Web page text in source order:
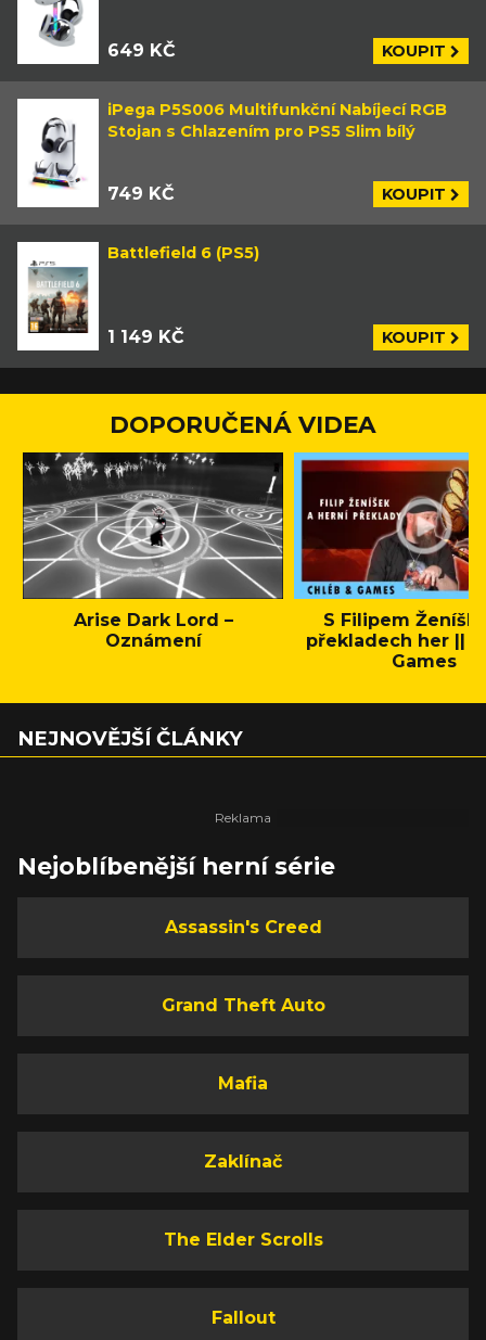
649 KČ KOUPIT
iPega P5S006 Multifunkční Nabíjecí RGB
Stojan s Chlazením pro PS5 Slim bílý
749 KČ KOUPIT
Battlefield 6 (PS5)
1 149 KČ KOUPIT
DOPORUČENÁ VIDEA
Arise Dark Lord –
Oznámení
S Filipem
překladech her ||
Games
NEJNOVĚJŠÍ ČLÁNKY
Nejoblíbenější herní série
Assassin's Creed
Grand Theft Auto
Mafia
Zaklínač
The Elder Scrolls
Fallout